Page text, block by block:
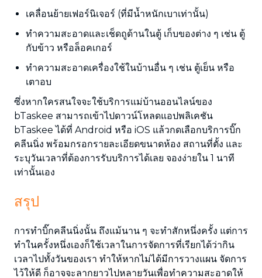
เคลื่อนย้ายเฟอร์นิเจอร์ (ที่มีน้ำหนักเบาเท่านั้น)
ทำความสะอาดและเช็ดถูด้านในตู้ เก็บของต่าง ๆ เช่น ตู้
กับข้าว หรือล็อคเกอร์
ทำความสะอาดเครื่องใช้ในบ้านอื่น ๆ เช่น ตู้เย็น หรือ
เตาอบ
ซึ่งหากใครสนใจจะใช้บริการแม่บ้านออนไลน์ของ
bTaskee สามารถเข้าไปดาวน์โหลดแอปพลิเคชัน
bTaskee ได้ที่ Android หรือ iOS แล้วกดเลือกบริการบิ๊ก
คลีนนิ่ง พร้อมกรอกรายละเอียดขนาดห้อง สถานที่ตั้ง และ
ระบุวันเวลาที่ต้องการรับบริการได้เลย จองง่ายใน 1 นาที
เท่านั้นเอง
สรุป
การทำบิ๊กคลีนนิ่งนั้น ถึงแม้นาน ๆ จะทำสักหนึ่งครั้ง แต่การ
ทำในครั้งหนึ่งเองก็ใช้เวลาในการจัดการที่เรียกได้ว่ากิน
เวลาไปทั้งวันของเรา ทำให้หากไม่ได้มีการวางแผน จัดการ
ไว้ให้ดี ก็อาจจะลากยาวไปหลายวันเพื่อทำความสะอาดให้